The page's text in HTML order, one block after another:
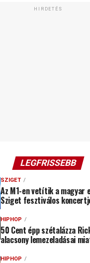
HIRDETÉS
LEGFRISSEBB
SZIGET
Az M1-en vetítik a magyar
Sziget fesztiválos
HIPHOP
50 Cent épp szétalázza
alacsony lemezeladásai
HIPHOP